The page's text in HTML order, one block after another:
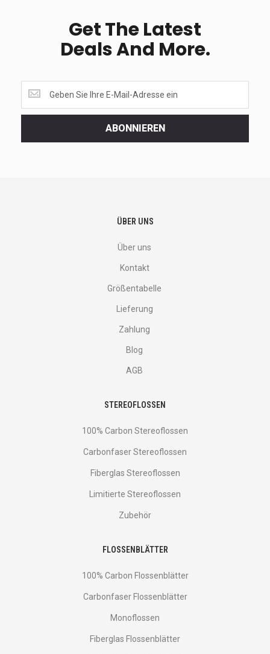
Get The Latest
Deals And More.
the
latest
ABONNIEREN
ÜBER UNS
Über uns
Kontakt
Größentabelle
Lieferung
Zahlung
Blog
AGB
STEREOFLOSSEN
100% Carbon Stereoflossen
Carbonfaser Stereoflossen
Fiberglas Stereoflossen
Limitierte Stereoflossen
Zubehör
FLOSSENBLÄTTER
100% Carbon Flossenblätter
Carbonfaser Flossenblätter
Monoflossen
Fiberglas Flossenblätter